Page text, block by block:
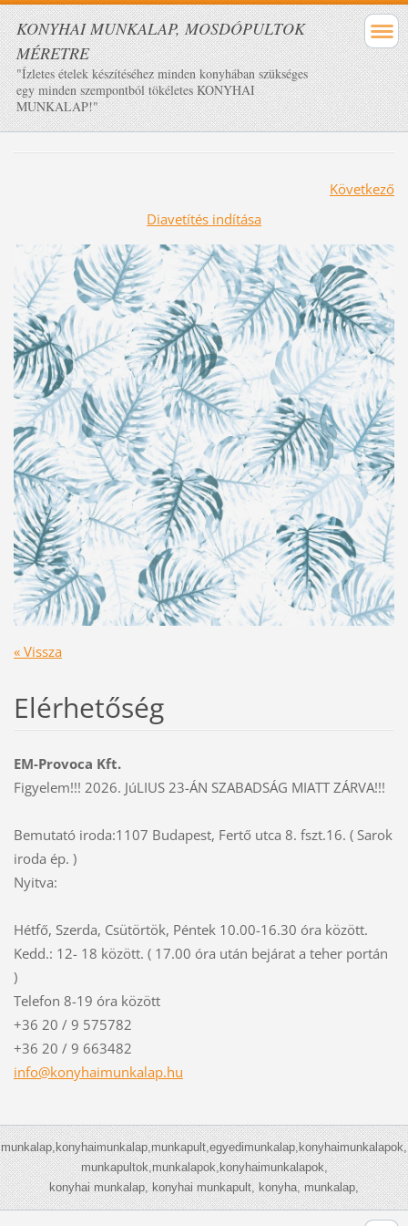
KONYHAI MUNKALAP, MOSDÓPULTOK
MÉRETRE
"Ízletes ételek készítéséhez minden konyhában szükséges
egy minden szempontból tökéletes KONYHAI
MUNKALAP!"
Következő
Diavetítés indítása
« Vissza
Elérhetőség
EM-Provoca Kft.
Figyelem!!! 2026. JúLIUS 23-ÁN SZABADSÁG MIATT ZÁRVA!!!
Bemutató iroda:1107 Budapest, Fertő utca 8. fszt.16. ( Sarok
iroda ép. )
Nyitva:
Hétfő, Szerda, Csütörtök, Péntek 10.00-16.30 óra között.
Kedd.: 12- 18 között. ( 17.00 óra után bejárat a teher portán
)
Telefon 8-19 óra között
+36 20 / 9 575782
+36 20 / 9 663482
info@konyhaimunkalap.hu
munkalap,konyhaimunkalap,munkapult,egyedimunkalap,konyhaimunkalapok,
munkapultok,munkalapok,konyhaimunkalapok,
konyhai munkalap, konyhai munkapult, konyha, munkalap,